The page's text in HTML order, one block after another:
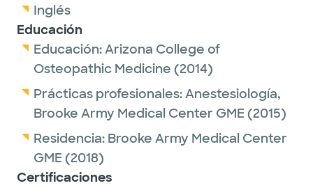
Inglés
Educación
Educación:Arizona College of
Osteopathic Medicine (2014)
Prácticas profesionales:Anestesiología,
Brooke Army Medical Center GME (2015)
Residencia: Brooke Army Medical Center
GME (2018)
Certificaciones